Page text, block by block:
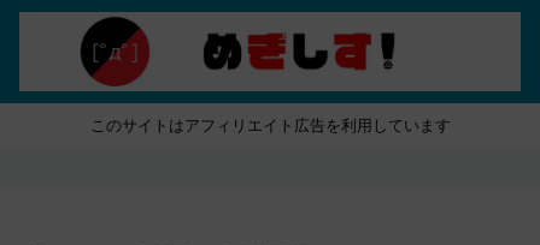
このサイトはアフィリエイト広告を利用しています